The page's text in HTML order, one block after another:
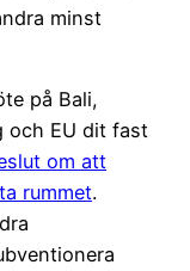
minst
på Bali,
och EU dit fast
om att
rummet.